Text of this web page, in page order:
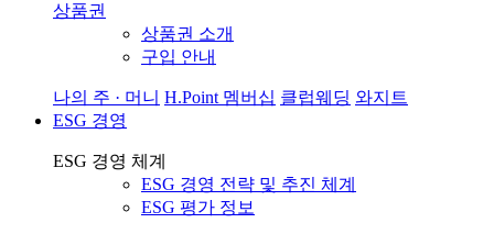
상품권
상품권 소개
구입 안내
나의 주 · 머니 H.Point 멤버십 클럽웨딩 와지트
ESG 경영
ESG 경영 체계
ESG 경영 전략 및 추진 체계
ESG 평가 정보